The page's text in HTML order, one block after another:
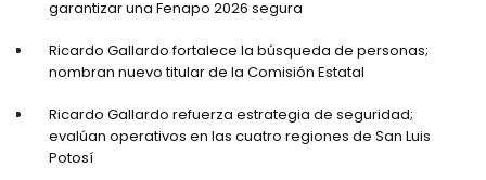
garantizar una Fenapo 2026 segura
Ricardo Gallardo fortalece la búsqueda de personas;
nombran nuevo titular de la Comisión Estatal
Ricardo Gallardo refuerza estrategia de seguridad;
evalúan operativos en las cuatro regiones de San Luis
Potosí